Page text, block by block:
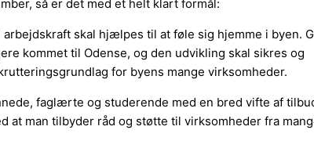
så er det med et helt klart formål:
skal hjælpes til at føle sig hjemme i byen.
kommet til Odense, og den udvikling skal sikres og
for byens mange virksomheder.
faglærte og studerende med en bred vifte af
at man tilbyder råd og støtte til virksomheder fra